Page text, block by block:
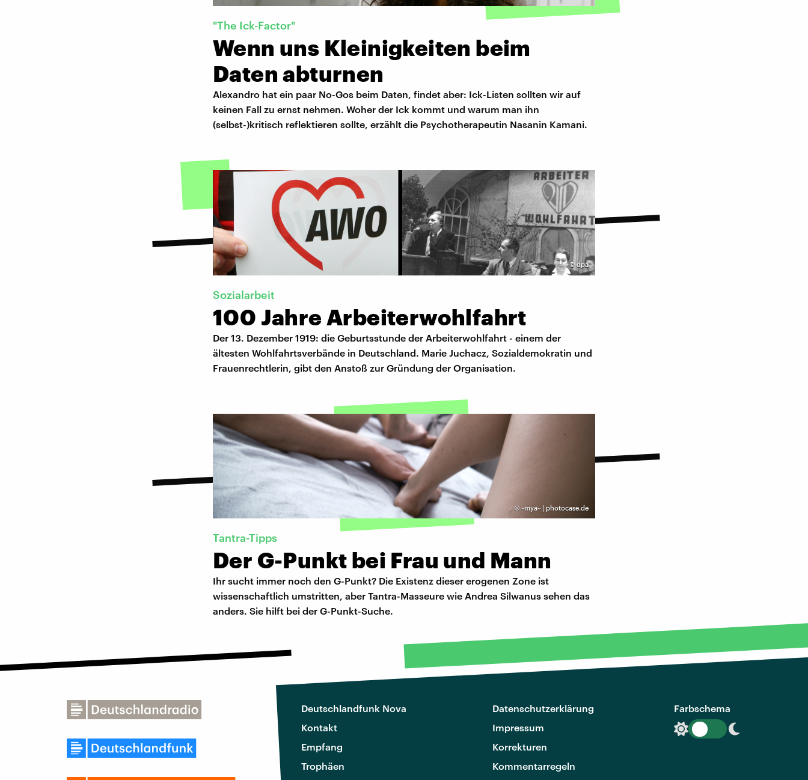
"The Ick-Factor"
Wenn uns Kleinigkeiten beim
Daten abturnen
Alexandro hat ein paar No-Gos beim Daten, findet aber: Ick-Listen sollten wir auf
keinen Fall zu ernst nehmen. Woher der Ick kommt und warum man ihn
(selbst-)kritisch reflektieren sollte, erzählt die Psychotherapeutin Nasanin Kamani.
© dpa
Sozialarbeit
100 Jahre Arbeiterwohlfahrt
Der 13. Dezember 1919: die Geburtsstunde der Arbeiterwohlfahrt - einem der
ältesten Wohlfahrtsverbände in Deutschland. Marie Juchacz, Sozialdemokratin und
Frauenrechtlerin, gibt den Anstoß zur Gründung der Organisation.
© ~mya~ | photocase.de
Tantra-Tipps
Der G-Punkt bei Frau und Mann
Ihr sucht immer noch den G-Punkt? Die Existenz dieser erogenen Zone ist
wissenschaftlich umstritten, aber Tantra-Masseure wie Andrea Silwanus sehen das
anders. Sie hilft bei der G-Punkt-Suche.
Deutschlandfunk Nova
Kontakt
Empfang
Trophäen
Datenschutzerklärung
Impressum
Korrekturen
Kommentarregeln
Farbschema